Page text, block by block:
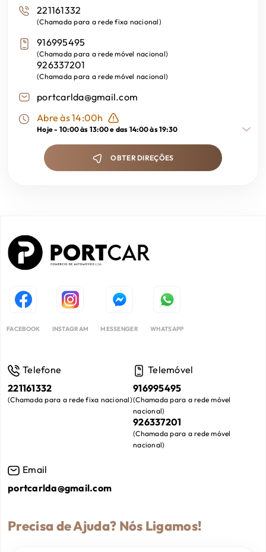
6 Airbags
221161332
(Chamada para a rede fixa nacional)
916995495
(Chamada para a rede móvel nacional)
926337201
(Chamada para a rede móvel nacional)
portcarlda@gmail.com
Abre às 14:00h
Hoje - 10:00 às 13:00 e das 14:00 às 19:30
OBTER DIREÇÕES
FACEBOOK INSTAGRAM MESSENGER WHATSAPP
Telefone
221161332
(Chamada para a rede fixa nacional)
Telemóvel
916995495
(Chamada para a rede móvel
nacional)
926337201
(Chamada para a rede móvel
nacional)
Email
portcarlda@gmail.com
Precisa de Ajuda? Nós Ligamos!